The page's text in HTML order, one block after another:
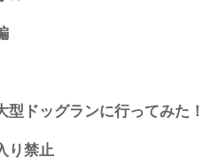
型ドッグランに行ってみた！
り禁止